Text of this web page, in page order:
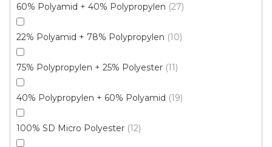
60% Polyamid + 40% Polypropylen 27
22% Polyamid + 78% Polypropylen 10
75% Polypropylen + 25% Polyester 11
40% Polypropylen + 60% Polyamid 19
100% SD Micro Polyester 12
4 m
Akce